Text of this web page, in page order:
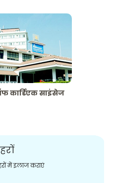
कार्डिएक साइंसेज
में इलाज कराएं